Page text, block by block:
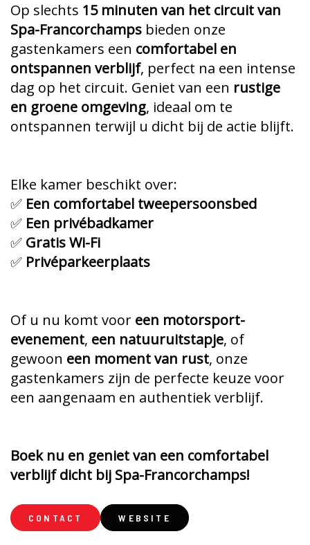
Op slechts 15 minuten van het circuit van
Spa-Francorchamps bieden onze
gastenkamers een comfortabel en
ontspannen verblijf, perfect na een intense
dag op het circuit. Geniet van een rustige
en groene omgeving, ideaal om te
ontspannen terwijl u dicht bij de actie blijft.
Elke kamer beschikt over:
✅ Een comfortabel tweepersoonsbed
✅ Een privébadkamer
✅ Gratis Wi-Fi
✅ Privéparkeerplaats
Of u nu komt voor een motorsport-
evenement, een natuuruitstapje, of
gewoon een moment van rust, onze
gastenkamers zijn de perfecte keuze voor
een aangenaam en authentiek verblijf.
Boek nu en geniet van een comfortabel
verblijf dicht bij Spa-Francorchamps!
CONTACT WEBSITE